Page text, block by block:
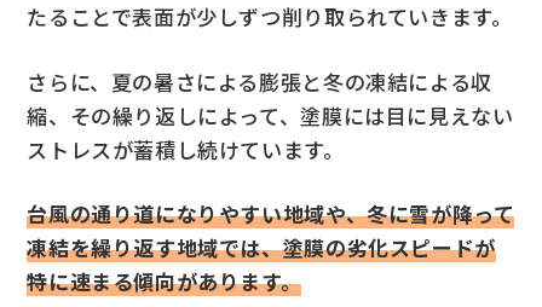
たることで表面が少しずつ削り取られていきます。
さらに、夏の暑さによる膨張と冬の凍結による収
縮、その繰り返しによって、塗膜には目に見えない
ストレスが蓄積し続けています。
台風の通り道になりやすい地域や、冬に雪が降って
凍結を繰り返す地域では、塗膜の劣化スピードが
特に速まる傾向があります。